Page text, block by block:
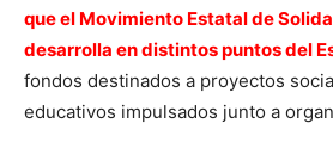
que el Movimiento Estatal de
desarrolla en distintos puntos del
fondos destinados a proyectos
educativos impulsados junto a